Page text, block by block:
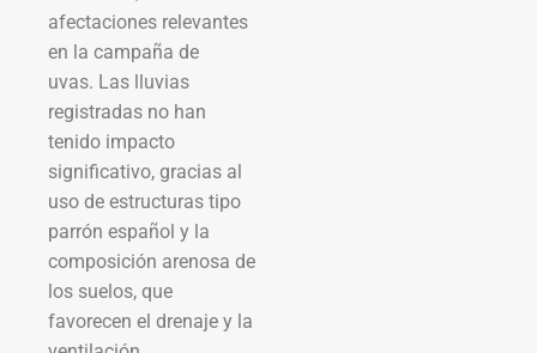
afectaciones relevantes
en la campaña de
uvas. Las lluvias
registradas no han
tenido impacto
significativo, gracias al
uso de estructuras tipo
parrón español y la
composición arenosa de
los suelos, que
favorecen el drenaje y la